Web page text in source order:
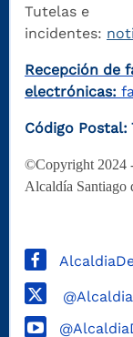
Tutelas e
incidentes:
Recepción de
electrónicas:
Código Postal:
©Copyright 2024 -
Alcaldía Santiago